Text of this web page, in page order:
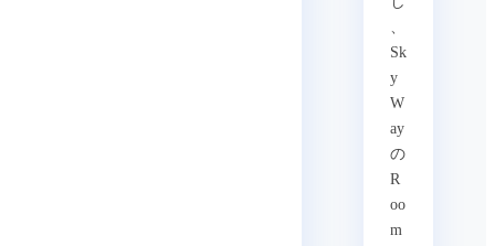
、
Sk
y
W
ay
の
R
oo
m